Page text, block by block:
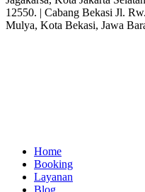
12550. | Cabang Bekasi Jl.
Mulya, Kota Bekasi, Jawa
Home
Booking
Layanan
Blog